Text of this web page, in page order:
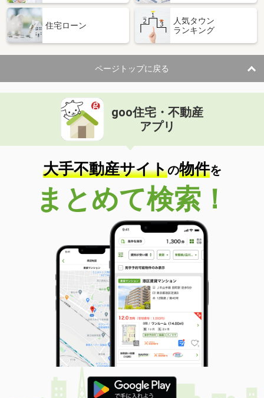
茨城県古河市大堤
住 所
茨城県古河市大堤
専有面積 45.06m²
間取り
1LDK
茨城県土浦市真鍋５
価 格
住 所
茨城県土浦市真鍋５
専有面積 48.84m²
間取り
3DK
茨城県つくば市松代５
価 格
11.80万円
茨城県つくば市松代５
56.64m²
間取り
2LDK
茨城県古河市茶屋新田
価 格
5.60万円
住 所
茨城県古河市茶屋新田
専有面積 47.99m²
間取り
1LDK
茨城県鹿嶋市大字宮中
価 格
4.70万円
住宅ローン
人気タウン
ランキング
ページトップに戻る
goo住宅・不動産
アプリ
大手不動産サイトの物件を
まとめて検索！